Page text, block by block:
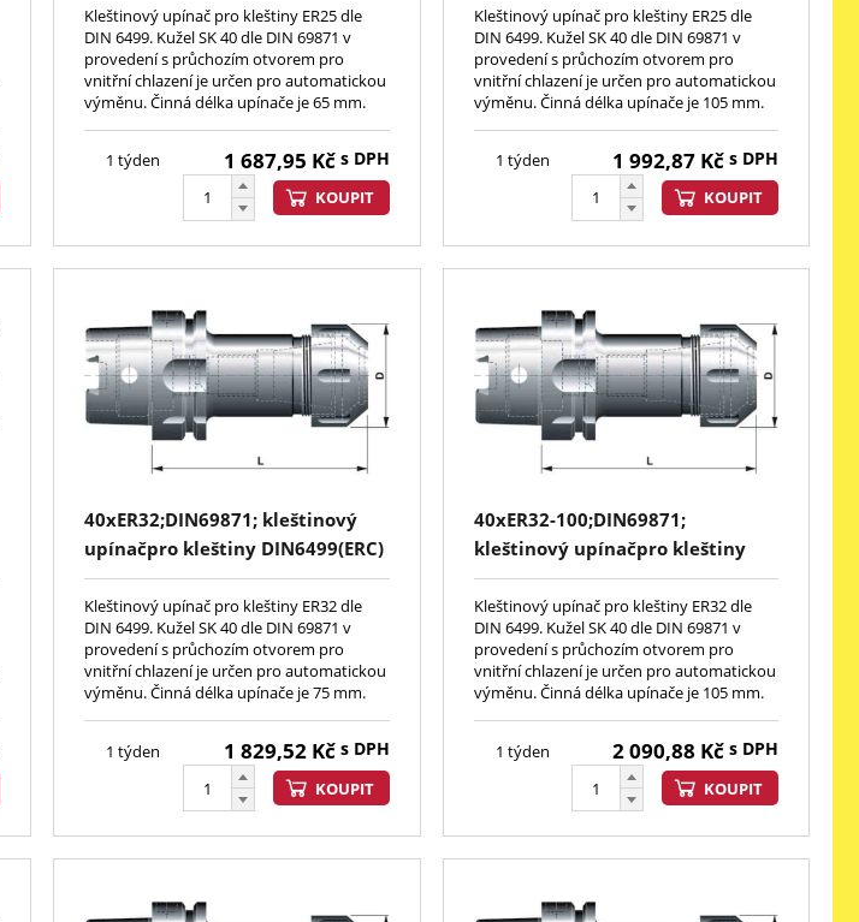
Kleštinový upínač pro kleštiny ER25 dle
DIN 6499. Kužel SK 40 dle DIN 69871 v
provedení s průchozím otvorem pro
vnitřní chlazení je určen pro automatickou
výměnu. Činná délka upínače je 65 mm.
1 týden 1 687,95 Kč s DPH
KOUPIT
Kleštinový upínač pro kleštiny ER25 dle
DIN 6499. Kužel SK 40 dle DIN 69871 v
provedení s průchozím otvorem pro
vnitřní chlazení je určen pro automatickou
výměnu. Činná délka upínače je 105 mm.
1 týden 1 992,87Kč s DPH
KOUPIT
40xER32;DIN69871; kleštinový
upínačpro kleštiny DIN6499(ERC)
Kleštinový upínač pro kleštiny ER32 dle
DIN 6499. Kužel SK 40 dle DIN 69871 v
provedení s průchozím otvorem pro
vnitřní chlazení je určen pro automatickou
výměnu. Činná délka upínače je 75 mm.
1 týden 1 829,52Kč s DPH
KOUPIT
40xER32-100;DIN69871;
kleštinový upínačpro kleštiny
DIN6499(ERC)
Kleštinový upínač pro kleštiny ER32 dle
DIN 6499. Kužel SK 40 dle DIN 69871 v
provedení s průchozím otvorem pro
vnitřní chlazení je určen pro automatickou
výměnu. Činná délka upínače je 105 mm.
1 týden 2 090,88 Kč s DPH
KOUPIT